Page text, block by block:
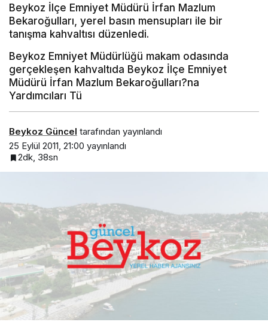
Beykoz İlçe Emniyet Müdürü İrfan Mazlum
Bekaroğulları, yerel basın mensupları ile bir
tanışma kahvaltısı düzenledi.
Beykoz Emniyet Müdürlüğü makam odasında
gerçekleşen kahvaltıda Beykoz İlçe Emniyet
Müdürü İrfan Mazlum Bekaroğulları?na
Yardımcıları Tü
Beykoz Güncel tarafından yayınlandı
25 Eylül 2011, 21:00 yayınlandı
2dk, 38sn